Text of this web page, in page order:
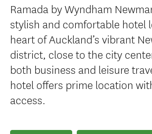
Ramada by Wyndham
stylish and comfortable hotel
heart of Auckland’s vibrant
district, close to the city
both business and leisure
hotel offers prime location
access.